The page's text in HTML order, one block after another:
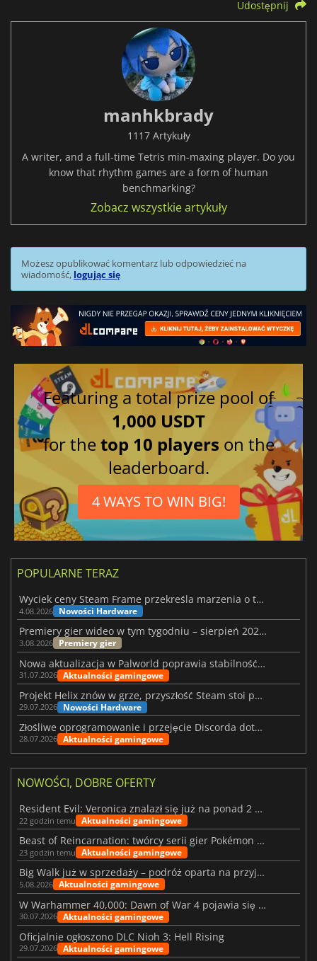
Udostępnij
manhkbrady
1117 Artykuły
A writer, and a full-time Tetris min-maxing player. Do you
know that rhythm games are a form of human
benchmarking?
Zobacz wszystkie artykuły
Możesz opublikować komentarz lub odpowiedzieć na
wiadomość, logując się
Featuring a total prize pool of
1,000 USDT
for thetop 10 players on the
leaderboard.
4 WAYS TO WIN BIG!
POPULARNE TERAZ
Wyciek ceny Steam Frame przekreśla marzenia o tanim zestawie VR
4.08.2026 Nowości Hardware
Premiery gier wideo w tym tygodniu – sierpień 2026 r. (32. tydzień)
3.08.2026 Premiery gier
Nowa aktualizacja w Palworld poprawia stabilność Sunreach i walk z bossami
31.07.2026 Aktualności gamingowe
Projekt Helix znów w grze, przyszłość Steam stoi pod znakiem zapytania
29.07.2026 Nowości Hardware
Złośliwe oprogramowanie i przejęcie Discorda dotknęły Meccha Chameleon
28.07.2026 Aktualności gamingowe
NOWOŚCI, DOBRE OFERTY
Resident Evil: Veronica znalazł się już na ponad 2 milionach list życzeń
22 godzin temu Aktualności gamingowe
Beast of Reincarnation: twórcy serii gier Pokémon wkraczają na nową ścieżkę
23 godzin temu Aktualności gamingowe
Big Walk już w sprzedaży – podróż oparta na przyjaźni
5.08.2026 Aktualności gamingowe
W Warhammer 40,000: Dawn of War 4 pojawia się frakcja Nekronów
30.07.2026 Aktualności gamingowe
Oficjalnie ogłoszono DLC Nioh 3: Hell Rising
29.07.2026 Aktualności gamingowe